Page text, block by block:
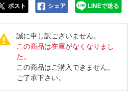
ポスト シェア LINEで送る
誠に申し訳ございません。
この商品は在庫がなくなりまし
た。
この商品はご購入できません。
ご了承下さい。